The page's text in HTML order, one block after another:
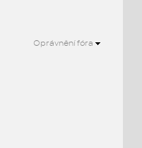
Oprávnění fóra